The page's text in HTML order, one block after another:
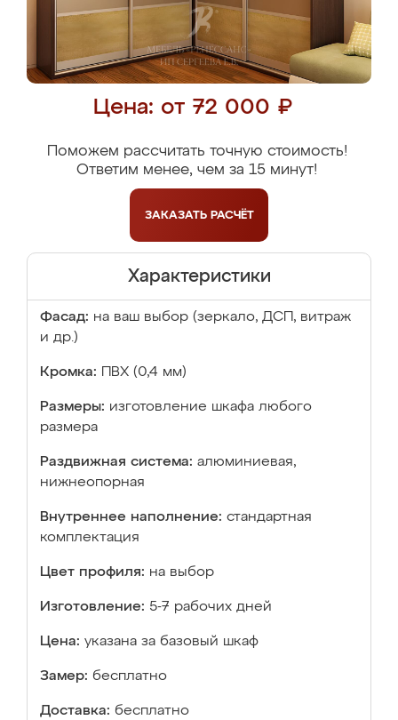
Цена: от 72 000 ₽
Поможем рассчитать точную стоимость!
Ответим менее, чем за 15 минут!
ЗАКАЗАТЬ РАСЧЁТ
Характеристики
Фасад: на ваш выбор (зеркало, ДСП, витраж
и др.)
Кромка: ПВХ (0,4 мм)
Размеры: изготовление шкафа любого
размера
Раздвижная система: алюминиевая,
нижнеопорная
Внутреннее наполнение: стандартная
комплектация
Цвет профиля: на выбор
Изготовление: 5-7 рабочих дней
Цена: указана за базовый шкаф
Замер: бесплатно
Доставка: бесплатно